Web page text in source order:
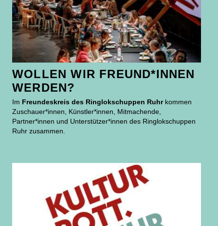
WOLLEN WIR FREUND*INNEN
WERDEN?
Im Freundeskreis des Ringlokschuppen Ruhrkommen
Zuschauer*innen, Künstler*innen, Mitmachende,
Partner*innen und Unterstützer*innen des Ringlokschuppen
Ruhr zusammen.